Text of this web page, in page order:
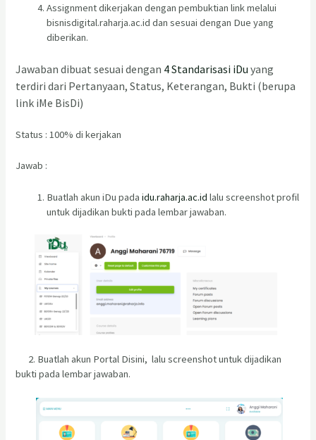
Assignment dikerjakan dengan pembuktian link melalui
bisnisdigital.raharja.ac.id dan sesuai dengan Due yang
diberikan.
Jawaban dibuat sesuai dengan 4 Standarisasi iDu yang
terdiri dari Pertanyaan, Status, Keterangan, Bukti (berupa
link iMe BisDi)
Status : 100% di kerjakan
Jawab :
Buatlah akun iDu padaidu.raharja.ac.id lalu screenshot profil
untuk dijadikan bukti pada lembar jawaban.
2. Buatlah akun Portal Disini, lalu screenshot untuk dijadikan
bukti pada lembar jawaban.